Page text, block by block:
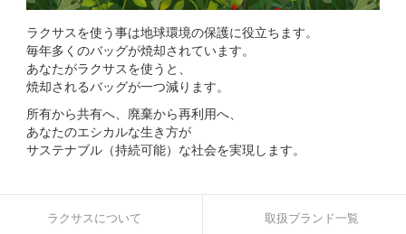
ラクサスを使う事は地球環境の保護に役立ちます。
毎年多くのバッグが焼却されています。
あなたがラクサスを使うと、
焼却されるバッグが一つ減ります。
所有から共有へ、廃棄から再利用へ、
あなたのエシカルな生き方が
サステナブル（持続可能）な社会を実現します。
ラクサスについて 取扱ブランド一覧